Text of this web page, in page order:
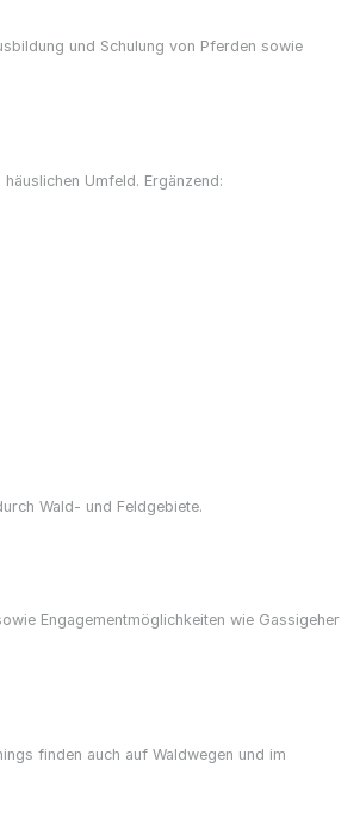
und Schulung von Pferden sowie
Umfeld. Ergänzend:
Wald- und Feldgebiete.
Engagementmöglichkeiten wie Gassigeher
finden auch auf Waldwegen und im